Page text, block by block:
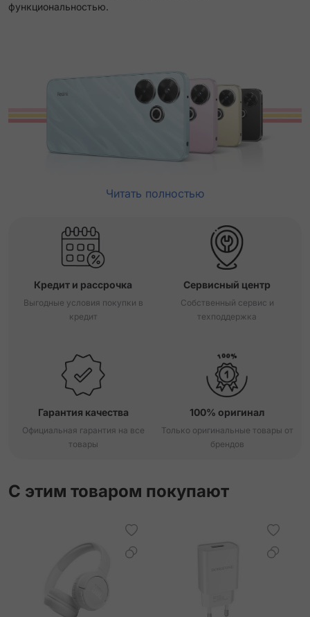
функциональностью.
Читать полностью
Кредит и рассрочка
Выгодные условия покупки в
кредит
Сервисный центр
Собственный сервис и
техподдержка
Гарантия качества
Официальная гарантия на все
товары
100% оригинал
Только оригинальные товары от
брендов
С этим товаром покупают